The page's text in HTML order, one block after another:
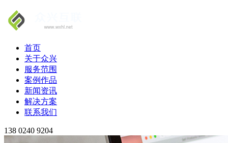
首页
关于众兴
服务范围
案例作品
新闻资讯
解决方案
联系我们
138 0240 9204